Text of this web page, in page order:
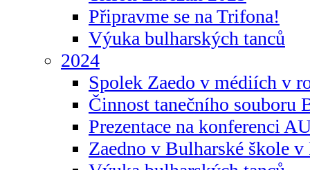
Připravme se na Trifona!
Výuka bulharských tanců
2024
Spolek Zaedo v médiích v
Činnost tanečního souboru
Prezentace na konferenci
Zaedno v Bulharské škole v